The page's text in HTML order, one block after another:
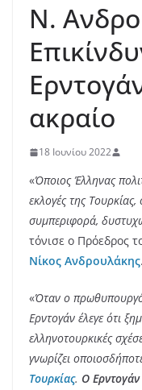
Ν.
ακραίο
18 Ιουνίου 2022
«Όποιος Έλληνας
εκλογές της
συμπεριφορά,
τόνισε ο Πρόεδρος
Νίκος Ανδρουλάκης.
«Όταν ο
Ερντογάν έλεγε ότι
ελληνοτουρκικές
γνωρίζει
Τουρκίας. Ο